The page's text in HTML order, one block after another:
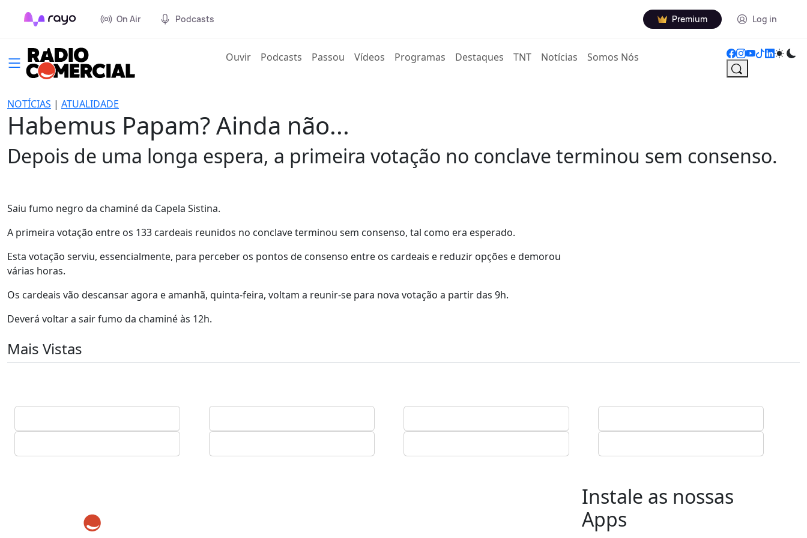
On Air Podcasts Premium Log in
Ouvir(current)
Podcasts Passou Vídeos Programas Destaques TNT Notícias Somos Nós
NOTÍCIAS | ATUALIDADE
Habemus Papam? Ainda não...
Depois de uma longa espera, a primeira votação no conclave terminou sem consenso.
Saiu fumo negro da chaminé da Capela Sistina.
A primeira votação entre os 133 cardeais reunidos no conclave terminou sem consenso, tal como era esperado.
Esta votação serviu, essencialmente, para perceber os pontos de consenso entre os cardeais e reduzir opções e demorou
várias horas.
Os cardeais vão descansar agora e amanhã, quinta-feira, voltam a reunir-se para nova votação a partir das 9h.
Deverá voltar a sair fumo da chaminé às 12h.
Mais Vistas
Instale as nossas
Apps